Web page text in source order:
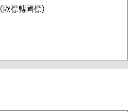
標轉國標）